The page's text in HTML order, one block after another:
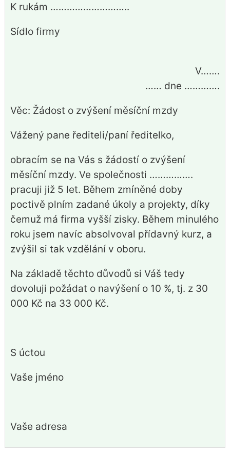
K rukám ………………………..
Sídlo firmy
V…….
…… dne ………….
Věc: Žádost o zvýšení měsíční mzdy
Vážený pane řediteli/paní ředitelko,
obracím se na Vás s žádostí o zvýšení
měsíční mzdy. Ve společnosti …………….
pracuji již 5 let. Během zmíněné doby
poctivě plním zadané úkoly a projekty, díky
čemuž má firma vyšší zisky. Během minulého
roku jsem navíc absolvoval přídavný kurz, a
zvýšil si tak vzdělání v oboru.
Na základě těchto důvodů si Váš tedy
dovoluji požádat o navýšení o 10 %, tj. z 30
000 Kč na 33 000 Kč.
S úctou
Vaše jméno
Vaše adresa